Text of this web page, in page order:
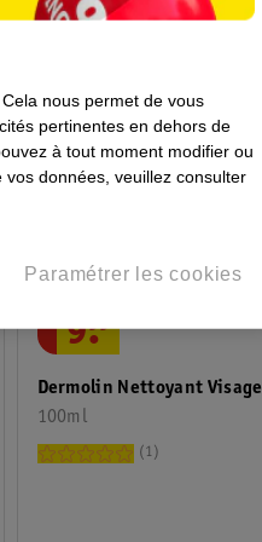
Dermolin Nettoyant Visage
100ml
9.
99
1
Cela nous permet de vous
pertinentes en dehors de
à tout moment modifier ou
données, veuillez consulter
Paramétrer les cookies